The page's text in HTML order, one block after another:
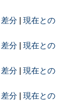
差分
現在との
差分
現在との
差分
現在との
差分
現在との